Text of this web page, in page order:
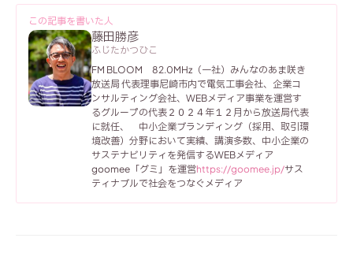
この記事を書いた人
藤田勝彦
ふじたかつひこ
FM BLOOM 82.0MHz （一社）みんなのあま咲き
放送局 代表理事尼崎市内で電気工事会社、企業コ
ンサルティング会社、WEBメディア事業を運営す
るグループの代表 ２０２４年１２月から放送局代表
に就任、 中小企業ブランディング（採用、取引環
境改善）分野において実績、講演多数、 中小企業の
サステナビリティを発信するWEBメディア
goomee「グミ」を運営https://goomee.jp/サス
ティナブルで社会をつなぐメディア